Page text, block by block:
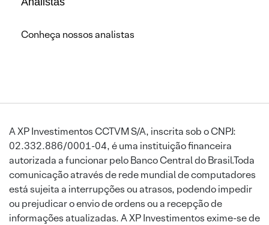
Conheça nossos analistas
A XP Investimentos CCTVM S/A, inscrita sob o CNPJ:
02.332.886/0001-04, é uma instituição financeira
autorizada a funcionar pelo Banco Central do Brasil.Toda
comunicação através de rede mundial de computadores
está sujeita a interrupções ou atrasos, podendo impedir
ou prejudicar o envio de ordens ou a recepção de
informações atualizadas. A XP Investimentos exime-se de